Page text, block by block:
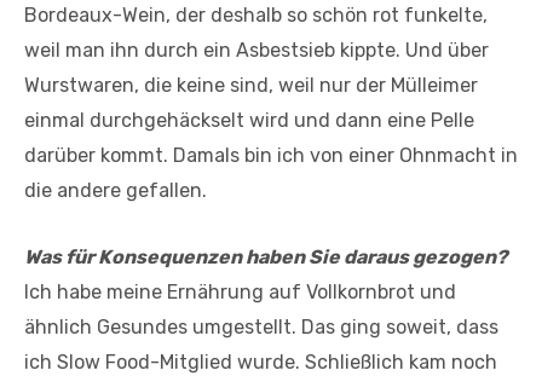
Bordeaux-Wein, der deshalb so schön rot funkelte,
weil man ihn durch ein Asbestsieb kippte. Und über
Wurstwaren, die keine sind, weil nur der Mülleimer
einmal durchgehäckselt wird und dann eine Pelle
darüber kommt. Damals bin ich von einer Ohnmacht in
die andere gefallen.
Was für Konsequenzen haben Sie daraus gezogen?
Ich habe meine Ernährung auf Vollkornbrot und
ähnlich Gesundes umgestellt. Das ging soweit, dass
ich Slow Food-Mitglied wurde. Schließlich kam noch